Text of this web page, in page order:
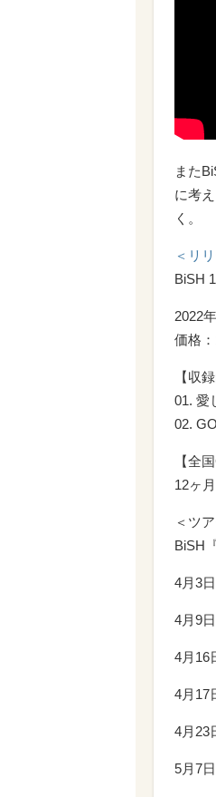
また
に考
く。
＜リ
BiSH
2022
価格：
【収
01. 愛
02.
【全
12ヶ
＜ツ
BiSH
4月3
4月9
4月16
4月17
4月23
5月7